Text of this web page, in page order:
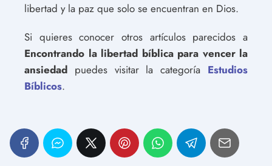
libertad y la paz que solo se encuentran en Dios.
Si quieres conocer otros artículos parecidos a
Encontrando la libertad bíblica para vencer la
ansiedad puedes visitar la categoría Estudios
Bíblicos.